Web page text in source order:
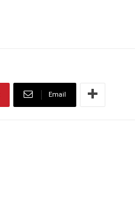
Email